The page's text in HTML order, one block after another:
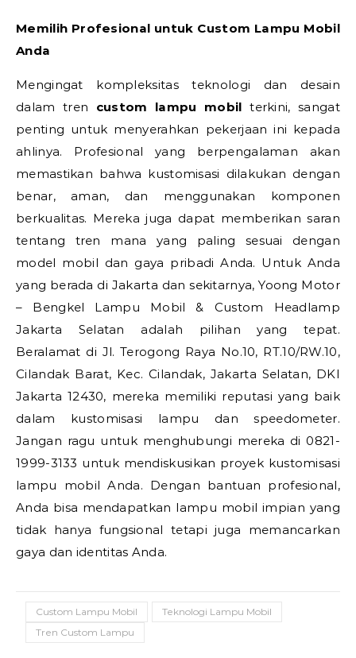
Memilih Profesional untuk Custom Lampu Mobil
Anda
Mengingat kompleksitas teknologi dan desain
dalam tren custom lampu mobil terkini, sangat
penting untuk menyerahkan pekerjaan ini kepada
ahlinya. Profesional yang berpengalaman akan
memastikan bahwa kustomisasi dilakukan dengan
benar, aman, dan menggunakan komponen
berkualitas. Mereka juga dapat memberikan saran
tentang tren mana yang paling sesuai dengan
model mobil dan gaya pribadi Anda. Untuk Anda
yang berada di Jakarta dan sekitarnya, Yoong Motor
– Bengkel Lampu Mobil & Custom Headlamp
Jakarta Selatan adalah pilihan yang tepat.
Beralamat di Jl. Terogong Raya No.10, RT.10/RW.10,
Cilandak Barat, Kec. Cilandak, Jakarta Selatan, DKI
Jakarta 12430, mereka memiliki reputasi yang baik
dalam kustomisasi lampu dan speedometer.
Jangan ragu untuk menghubungi mereka di 0821-
1999-3133 untuk mendiskusikan proyek kustomisasi
lampu mobil Anda. Dengan bantuan profesional,
Anda bisa mendapatkan lampu mobil impian yang
tidak hanya fungsional tetapi juga memancarkan
gaya dan identitas Anda.
Custom Lampu Mobil
Teknologi Lampu Mobil
Tren Custom Lampu